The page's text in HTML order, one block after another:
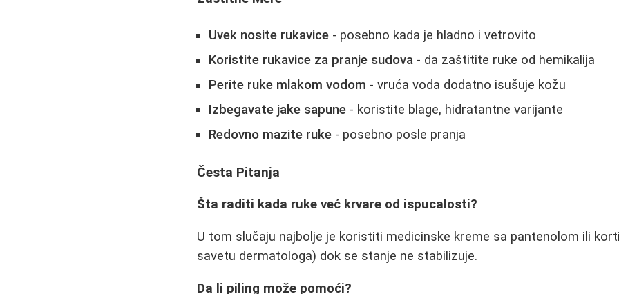
Uvek nosite rukavice - posebno kada je hladno i vetrovito
Koristite rukavice za pranje sudova - da zaštitite ruke od hemikalija
Perite ruke mlakom vodom - vruća voda dodatno isušuje kožu
Izbegavate jake sapune - koristite blage, hidratantne varijante
Redovno mazite ruke - posebno posle pranja
Česta Pitanja
Šta raditi kada ruke već krvare od ispucalosti?
U tom slučaju najbolje je koristiti medicinske kreme sa pantenolom ili
savetu dermatologa) dok se stanje ne stabilizuje.
Da li piling može pomoći?